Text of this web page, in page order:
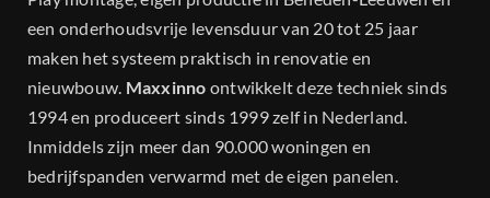
een onderhoudsvrije levensduur van 20 tot 25 jaar
maken het systeem praktisch in renovatie en
nieuwbouw. Maxxinno ontwikkelt deze techniek sinds
1994 en produceert sinds 1999 zelf in Nederland.
Inmiddels zijn meer dan 90.000 woningen en
bedrijfspanden verwarmd met de eigen panelen.